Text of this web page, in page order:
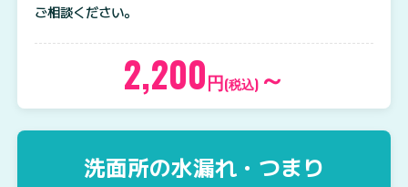
ご相談ください。
2,200円(税込) ～
洗面所の水漏れ・つまり